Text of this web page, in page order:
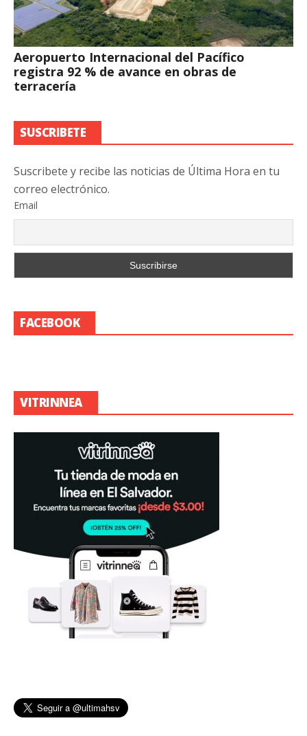
Aeropuerto Internacional del Pacífico
registra 92 % de avance en obras de
terracería
SUSCRIBETE
Suscribete y recibe las noticias de Última Hora en tu
correo electrónico.
Email
FACEBOOK
VITRINNEA